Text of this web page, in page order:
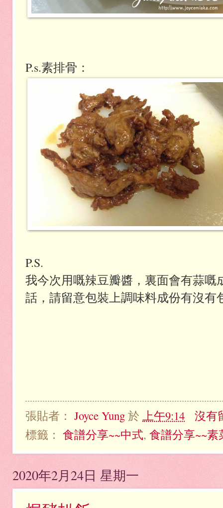
P.s.素排骨：
P.S.
我今次用嘅辣豆瓣醬，裏面會有蒜嘅
話，請留意包裝上調味料成份有沒有
張貼者： Joyce Yung 於 上午9:14
沒有
標籤： 食譜分享~~中式, 食譜分享~~素
2020年2月24日 星期一